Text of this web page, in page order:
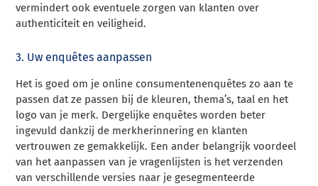
vermindert ook eventuele zorgen van klanten over
authenticiteit en veiligheid.
3. Uw enquêtes aanpassen
Het is goed om je online consumentenenquêtes zo aan te
passen dat ze passen bij de kleuren, thema’s, taal en het
logo van je merk. Dergelijke enquêtes worden beter
ingevuld dankzij de merkherinnering en klanten
vertrouwen ze gemakkelijk. Een ander belangrijk voordeel
van het aanpassen van je vragenlijsten is het verzenden
van verschillende versies naar je gesegmenteerde